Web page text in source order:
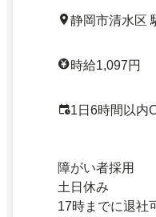
静岡市清水区
時給1,097円
1日6時間以内
障がい者採用
土日休み
17時までに退社